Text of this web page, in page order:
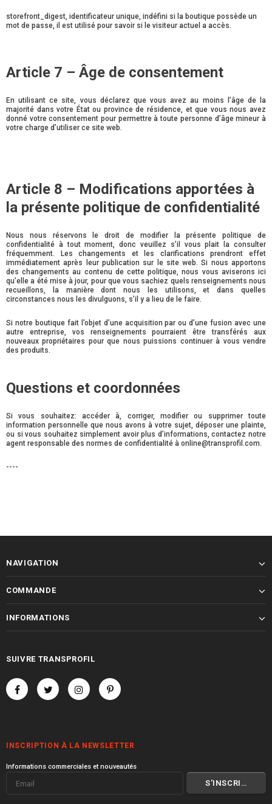
storefront_digest, identificateur unique, indéfini si la boutique possède un
mot de passe, il est utilisé pour savoir si le visiteur actuel a accès.
Article 7 – Âge de consentement
En utilisant ce site, vous déclarez que vous avez au moins l’âge de la
majorité dans votre État ou province de résidence, et que vous nous avez
donné votre consentement pour permettre à toute personne d’âge mineur à
votre charge d’utiliser ce site web.
Article 8 – Modifications apportées à
la présente politique de confidentialité
Nous nous réservons le droit de modifier la présente politique de
confidentialité à tout moment, donc veuillez s’il vous plait la consulter
fréquemment. Les changements et les clarifications prendront effet
immédiatement après leur publication sur le site web. Si nous apportons
des changements au contenu de cette politique, nous vous aviserons ici
qu’elle a été mise à jour, pour que vous sachiez quels renseignements nous
recueillons, la manière dont nous les utilisons, et dans quelles
circonstances nous les divulguons, s’il y a lieu de le faire.
Si notre boutique fait l’objet d’une acquisition par ou d’une fusion avec une
autre entreprise, vos renseignements pourraient être transférés aux
nouveaux propriétaires pour que nous puissions continuer à vous vendre
des produits.
Questions et coordonnées
Si vous souhaitez: accéder à, corriger, modifier ou supprimer toute
information personnelle que nous avons à votre sujet, déposer une plainte,
ou si vous souhaitez simplement avoir plus d’informations, contactez notre
agent responsable des normes de confidentialité à online@transprofil.com.
----
NAVIGATION
COMMANDE
INFORMATIONS
SUIVRE TRANSPROFIL
INSCRIPTION À LA NEWSLETTER
Informations commerciales et nouveautés